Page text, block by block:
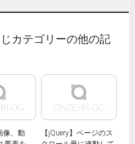
カテゴリーの他の記
像、動
【jQuery】ページのス